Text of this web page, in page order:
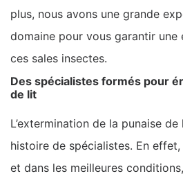
plus, nous avons une grande
domaine pour vous garantir
ces sales insectes.
Des spécialistes formés pour
de lit
L’extermination de la punaise
histoire de spécialistes. En
et dans les meilleures